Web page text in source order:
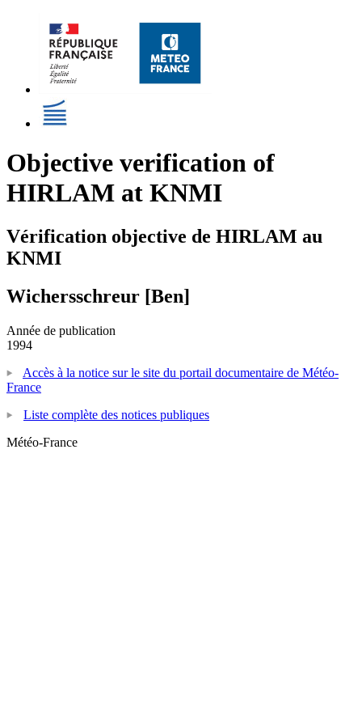
Objective verification of
HIRLAM at KNMI
Vérification objective de HIRLAM au
KNMI
Wichersschreur [Ben]
Année de publication
1994
Accès à la notice sur le site du portail documentaire de Météo-
France
Liste complète des notices publiques
Météo-France